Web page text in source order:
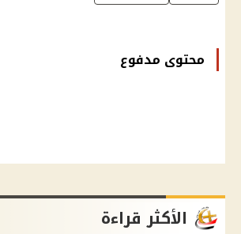
محتوى مدفوع
الأكثر قراءة